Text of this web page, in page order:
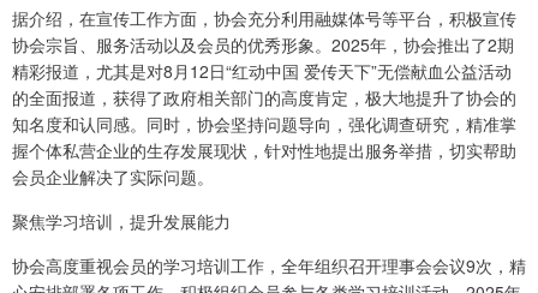
据介绍，在宣传工作方面，协会充分利用融媒体号等平台，积极宣传
协会宗旨、服务活动以及会员的优秀形象。2025年，协会推出了2期
精彩报道，尤其是对8月12日“红动中国 爱传天下”无偿献血公益活动
的全面报道，获得了政府相关部门的高度肯定，极大地提升了协会的
知名度和认同感。同时，协会坚持问题导向，强化调查研究，精准掌
握个体私营企业的生存发展现状，针对性地提出服务举措，切实帮助
会员企业解决了实际问题。
聚焦学习培训，提升发展能力
协会高度重视会员的学习培训工作，全年组织召开理事会会议9次，精